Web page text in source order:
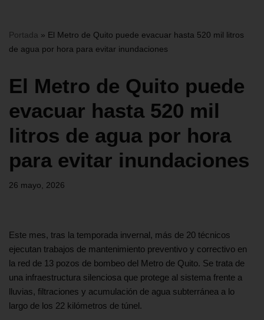
Portada » El Metro de Quito puede evacuar hasta 520 mil litros
de agua por hora para evitar inundaciones
El Metro de Quito puede
evacuar hasta 520 mil
litros de agua por hora
para evitar inundaciones
26 mayo, 2026
Este mes, tras la temporada invernal, más de 20 técnicos
ejecutan trabajos de mantenimiento preventivo y correctivo en
la red de 13 pozos de bombeo del Metro de Quito. Se trata de
una infraestructura silenciosa que protege al sistema frente a
lluvias, filtraciones y acumulación de agua subterránea a lo
largo de los 22 kilómetros de túnel.